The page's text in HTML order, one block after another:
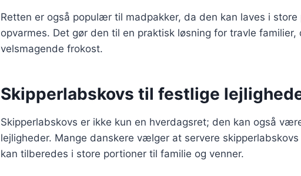
Retten er også populær til madpakker, da den kan laves i
opvarmes. Det gør den til en praktisk løsning for travle familier,
velsmagende frokost.
Skipperlabskovs til festlige
Skipperlabskovs er ikke kun en hverdagsret; den kan også
lejligheder. Mange danskere vælger at servere
kan tilberedes i store portioner til familie og venner.